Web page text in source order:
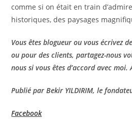
comme si on était en train
historiques, des paysages
Vous êtes blogueur ou vous écrivez
ou pour des clients, partagez-nous
nous si vous êtes d’accord avec moi.
Publié par Bekir YILDIRIM, le
Facebook